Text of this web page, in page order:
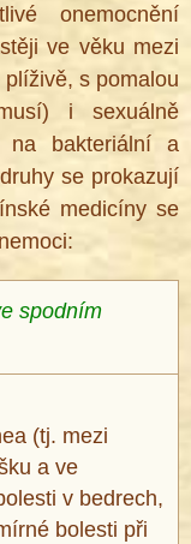
onemocnění
ve věku mezi
s pomalou
i sexuálně
na bakteriální a
se prokazují
medicíny se
spodním
(tj. mezi
a ve
v bedrech,
bolesti při